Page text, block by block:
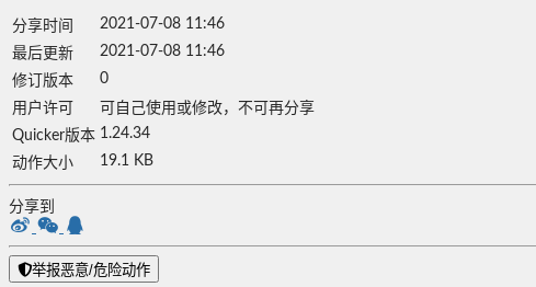
分享时间
2021-07-08 11:46
最后更新
2021-07-08 11:46
修订版本
0
用户许可
可自己使用或修改，不可再分享
Quicker版本 1.24.34
动作大小
19.1 KB
分享到
举报恶意/危险动作